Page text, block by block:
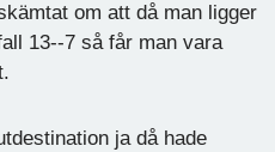
om att då man ligger
13--7 så får man vara
ja då hade